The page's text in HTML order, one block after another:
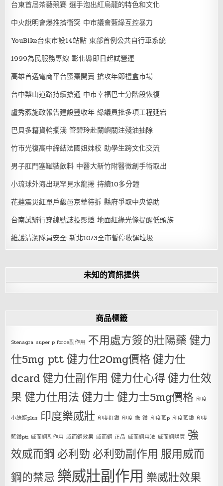
台東首屆茶藝競賽 選手泡出紅烏龍的特色和文化
中火說明會爆推擠衝突 中市議會藍綠互控暴力
YouBike台東市設14站點 東部首例公共自行車系統
1999為民服務專線 彰化縣即日起試營運
高雄首選電商平台蜜棗開賣 搶攻年節禮盒市場
台中梨山道路持續搶通 中市幸福巴士分階段恢復
盧秀燕施政報告建設豐收年 綠議員批多項工程延宕
巴貝多籍貨輪擱淺 管碧玲赴蘭嶼關注殘油抽除
竹市光復高中締結法國姐妹校 助學生跨文化交流
男子肛門塞罐裝飲料 中醫大新竹附醫微創手術取出
小琉球外海出現罕見水龍捲 持續10多分鐘
花蓮震災紅單戶馥邑京華待拆 縣府爭取中央協助
台南試辦行穿線號誌投影燈 地面紅綠光條提醒低頭族
維護清潔隊員安全 新北10/3全市暫停收運垃圾
未知的資訊提供
商品標籤
Stenagra super p force副作用 不用處方簽的壯陽藥健力
仕5mg ptt健力仕20mg價格健力仕
dcard健力仕副作用 健力仕心得健力仕效
果健力仕用法健力士健力士5mg價格 印度
小綠瓶plus 印度樂威壯 印度紅鑽 印度 綠 鑽 印度藍p 印度藍鑽 印度
藍鑽ptt 威而鋼副作用 威而鋼效果 威而鋼 正品 威而鋼用法 威而鋼購買 強
效威而鋼 必利勁 必利勁副作用 服用威而
鋼的禁忌 樂威壯副作用 樂威壯效果